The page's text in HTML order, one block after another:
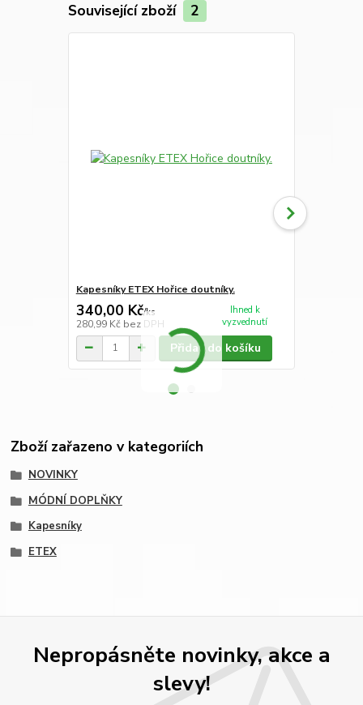
Související zboží 2
Kapesníky ETEX Hořice doutníky.
340,00 Kč/ks
280,99 Kč bez DPH
Ihned k
vyzvednutí
Přidat do košíku
Zboží zařazeno v kategoriích
NOVINKY
MÓDNÍ DOPLŇKY
Kapesníky
ETEX
Nepropásněte novinky, akce a
slevy!